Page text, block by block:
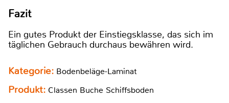
Fazit
Ein gutes Produkt der Einstiegsklasse, das sich im
täglichen Gebrauch durchaus bewähren wird.
Kategorie: Bodenbeläge-Laminat
Produkt: Classen Buche Schiffsboden